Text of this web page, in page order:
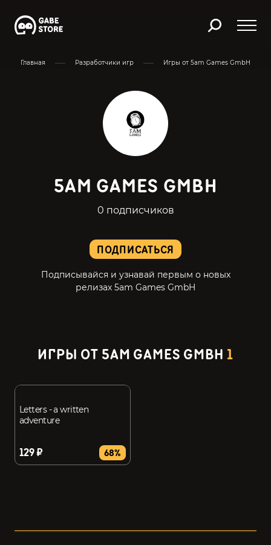
Главная Разработчики игр Игры от 5am Games GmbH
ПОДПИСАТЬСЯ
Подписывайся и узнавай первым о новых
релизах 5am Games GmbH
5AM GAMES GMBH
0 подписчиков
ИГРЫ ОТ 5AM GAMES GMBH1
Letters - a written
adventure
129 ₽ 68%